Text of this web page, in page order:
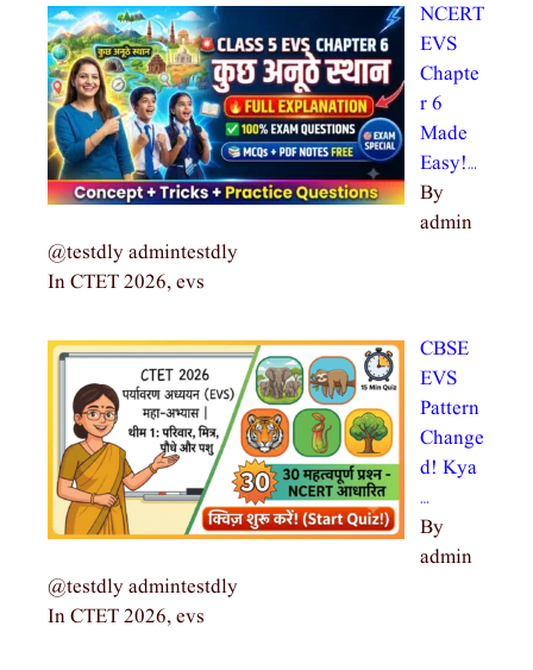
NCERT
EVS
Chapte
r 6
Made
Easy!…
By
admin
@testdly admintestdly
In CTET 2026, evs
CBSE
EVS
Pattern
Change
d! Kya
…
By
admin
@testdly admintestdly
In CTET 2026, evs